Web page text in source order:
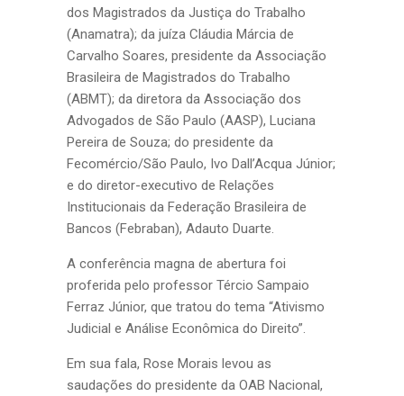
dos Magistrados da Justiça do Trabalho
(Anamatra); da juíza Cláudia Márcia de
Carvalho Soares, presidente da Associação
Brasileira de Magistrados do Trabalho
(ABMT); da diretora da Associação dos
Advogados de São Paulo (AASP), Luciana
Pereira de Souza; do presidente da
Fecomércio/São Paulo, Ivo Dall’Acqua Júnior;
e do diretor-executivo de Relações
Institucionais da Federação Brasileira de
Bancos (Febraban), Adauto Duarte.
A conferência magna de abertura foi
proferida pelo professor Tércio Sampaio
Ferraz Júnior, que tratou do tema “Ativismo
Judicial e Análise Econômica do Direito”.
Em sua fala, Rose Morais levou as
saudações do presidente da OAB Nacional,